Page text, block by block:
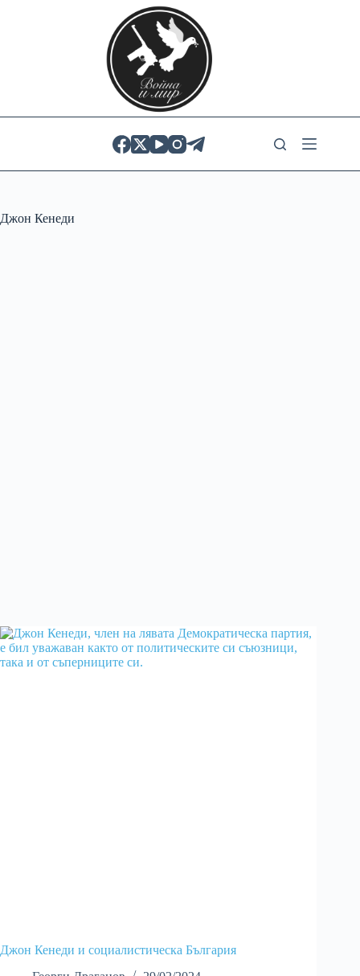
Джон Кенеди
Джон Кенеди и социалистическа България